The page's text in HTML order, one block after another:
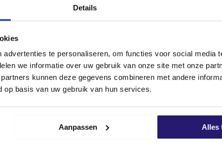
Details
te personaliseren, om functies voor social media
we informatie over uw gebruik van onze site met onze
kunnen deze gegevens combineren met andere
basis van uw gebruik van hun services.
Aanpassen Alles
sein, dass Ihre Konstruktion sicher befestigt ist.